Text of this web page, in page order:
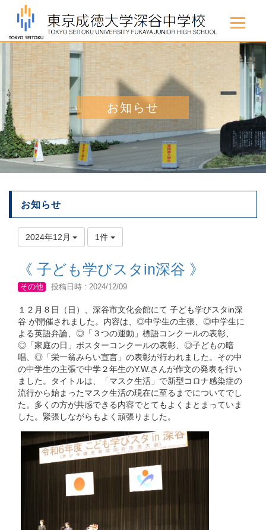
お知らせ
お知らせ
2024年12月 1件
《 子ども学びスタin深谷 》
その他 投稿日時 : 2024/12/09
１２月８日（日）、深谷市文化会館にて 子ども学びスタin深
谷 が開催されました。内容は、◎中学生の主張、◎中学生に
よる英語弁論、◎「３つの運動」標語コンクールの表彰、
◎「家庭の日」ポスターコンクールの表彰、◎子どもの暗
唱、◎「栄一翁みらい宣言」の表彰が行われました。その中
の中学生の主張で中学２年生のY.W.さんが作文の発表を行い
ました。タイトルは、「マスク生活」で新型コロナ感染症の
流行から始まったマスク生活の現在に至るまでについてでし
た。多くの方が共感できる内容でとてもよくまとまっていま
した。緊張しながらもよく頑張りました。